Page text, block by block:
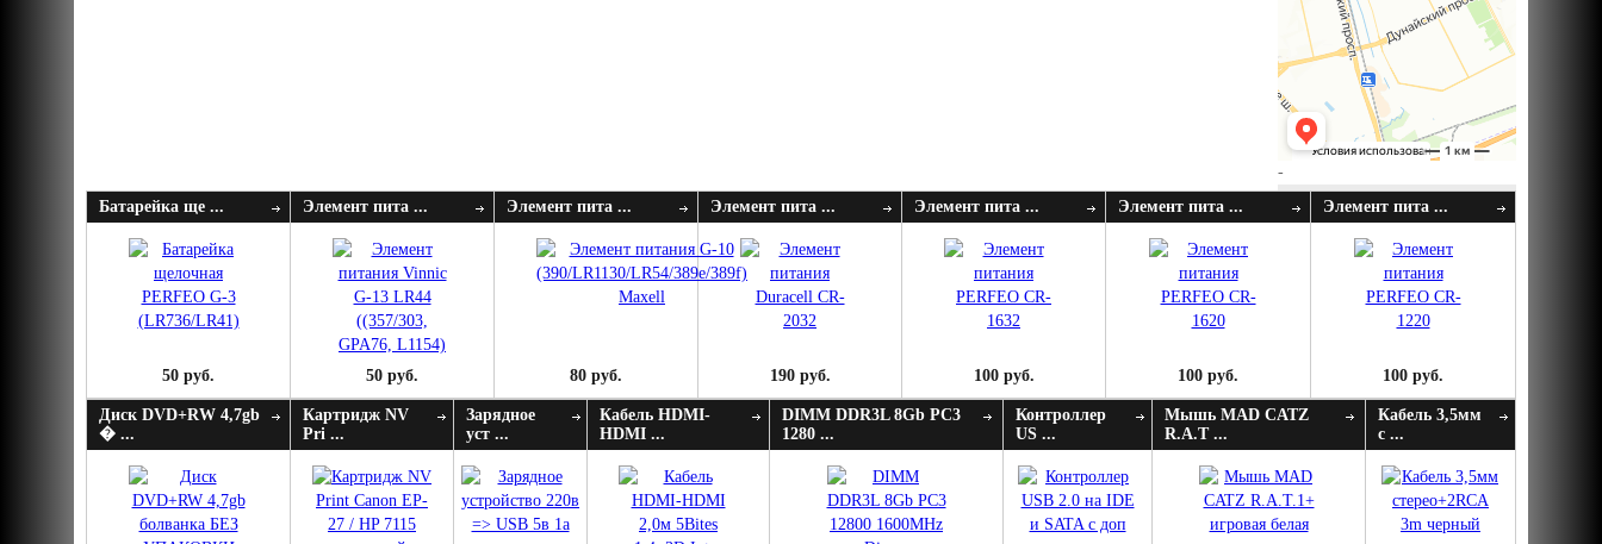
-
Батарейка ще ...
50 руб.
Элемент пита ...
50 руб.
Элемент пита ...
80 руб.
Элемент пита ...
190 руб.
Элемент пита ...
100 руб.
Элемент пита ...
100 руб.
Элемент пита ...
100 руб.
Диск DVD+RW 4,7gb
� ...
Картридж NV
Pri ...
Зарядное
уст ...
Кабель HDMI-
HDMI ...
DIMM DDR3L 8Gb PC3
1280 ...
Контроллер
US ...
Мышь MAD CATZ
R.A.T ...
Кабель 3,5мм
с ...